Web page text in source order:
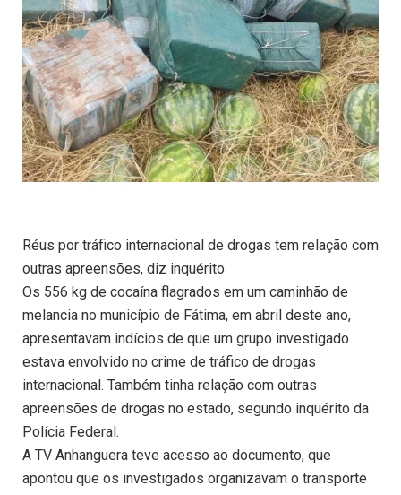
Réus por tráfico internacional de drogas tem relação com
outras apreensões, diz inquérito
Os 556 kg de cocaína flagrados em um caminhão de
melancia no município de Fátima, em abril deste ano,
apresentavam indícios de que um grupo investigado
estava envolvido no crime de tráfico de drogas
internacional. Também tinha relação com outras
apreensões de drogas no estado, segundo inquérito da
Polícia Federal.
A TV Anhanguera teve acesso ao documento, que
apontou que os investigados organizavam o transporte